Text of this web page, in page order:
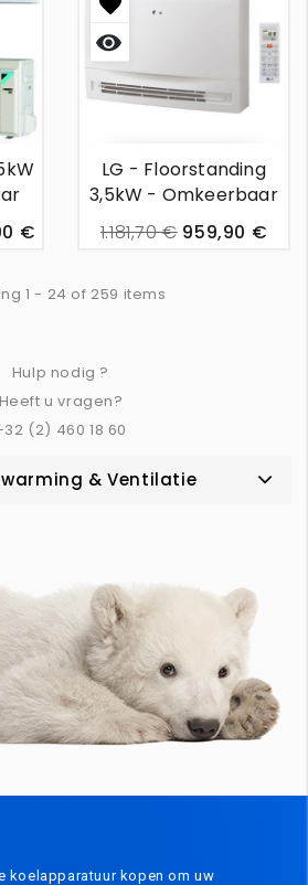
€
LG - Floorstanding
3,5kW - Omkeerbaar
Wandunit Airco
1.181,70 € 959,90 €
1 - 24 of 259 items
Hulp nodig ?
Heeft u vragen?
(2) 460 18 60
& Ventilatie
koelapparatuur kopen om uw